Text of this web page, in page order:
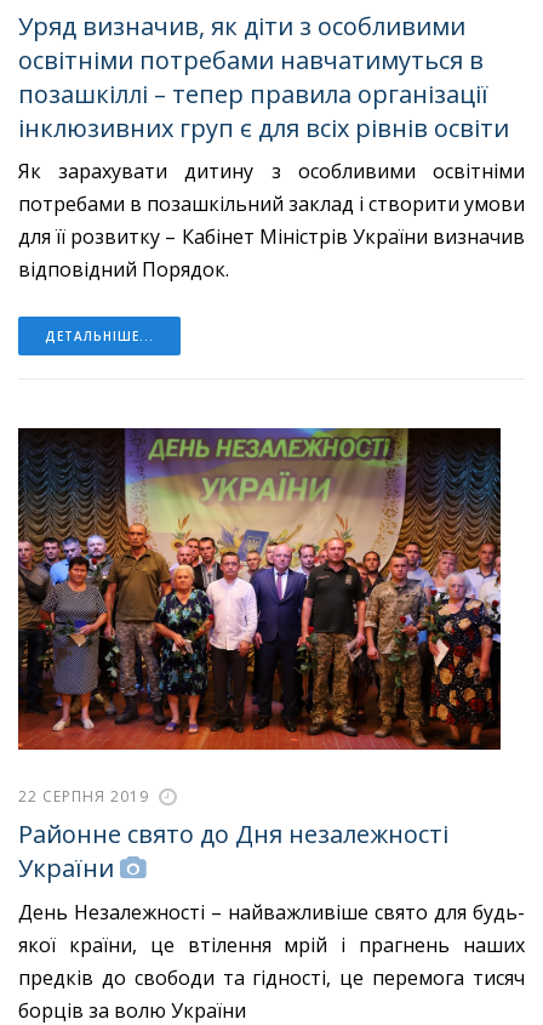
Уряд визначив, як діти з особливими
освітніми потребами навчатимуться в
позашкіллі – тепер правила організації
інклюзивних груп є для всіх рівнів освіти
Як зарахувати дитину з особливими освітніми
потребами в позашкільний заклад і створити умови
для її розвитку – Кабінет Міністрів України визначив
відповідний Порядок.
ДЕТАЛЬНІШЕ...
22 СЕРПНЯ 2019
Районне свято до Дня незалежності
України
День Незалежності – найважливіше свято для будь-
якої країни, це втілення мрій і прагнень наших
предків до свободи та гідності, це перемога тисяч
борців за волю України